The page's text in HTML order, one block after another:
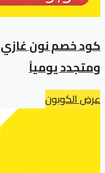
ومتجدد يومياً
عرض الكوبون